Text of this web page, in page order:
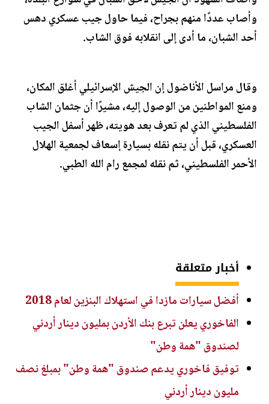
وأصاب عددًا منهم بجراح، فيما حاول جيب عسكري دهس
أحد الشبان، ما أدى إلى انقلابه فوق الشاب.
وقال مراسل الأناضول إن الجيش الإسرائيلي أغلق المكان،
ومنع المواطنين من الوصول إليه، مشيرًا أن جثمان الشاب
الفلسطيني الذي لم تعرف بعد هويته، ظهر أسفل الجيب
العسكري، قبل أن يتم نقله بسيارة إسعاف لجمعية الهلال
الأحمر الفلسطيني، ثم نقله لمجمع رام الله الطبي.
أخبار متعلقة
أفضل سيارات مازدا في استهلاك البنزين لعام 2018
الفاخوري يعلن تبرع بنك الأردن بمليون دينار أردني
لصندوق "همة وطن"
توفيق فاخوري يدعم صندوق "همة وطن" بمبلغ نصف
مليون دينار أردني